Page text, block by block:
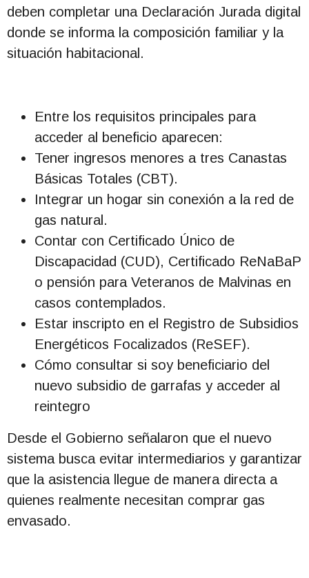
deben completar una Declaración Jurada digital
donde se informa la composición familiar y la
situación habitacional.
Entre los requisitos principales para
acceder al beneficio aparecen:
Tener ingresos menores a tres Canastas
Básicas Totales (CBT).
Integrar un hogar sin conexión a la red de
gas natural.
Contar con Certificado Único de
Discapacidad (CUD), Certificado ReNaBaP
o pensión para Veteranos de Malvinas en
casos contemplados.
Estar inscripto en el Registro de Subsidios
Energéticos Focalizados (ReSEF).
Cómo consultar si soy beneficiario del
nuevo subsidio de garrafas y acceder al
reintegro
Desde el Gobierno señalaron que el nuevo
sistema busca evitar intermediarios y garantizar
que la asistencia llegue de manera directa a
quienes realmente necesitan comprar gas
envasado.